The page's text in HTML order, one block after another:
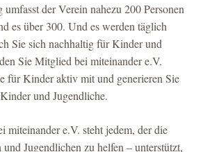
der Verein nahezu 200 Personen
es über 300. Und es werden täglich
Sie sich nachhaltig für Kinder und
Sie Mitglied bei miteinander e.V.
für Kinder aktiv mit und generieren Sie
und Jugendliche.
miteinander e.V. steht jedem, der die
Jugendlichen zu helfen – unterstützt,